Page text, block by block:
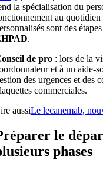
la spécialisation du
au
sont des
.
de pro: lors de la
et à un aide-
des urgences et des
commerciales.
aussiLe lecanemab,
le
phases